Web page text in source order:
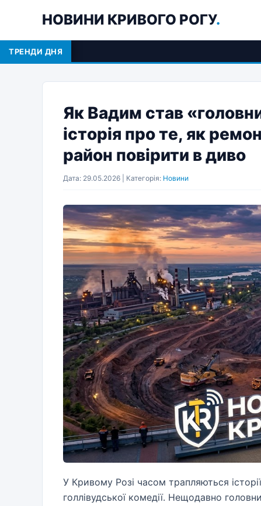
НОВИНИ КРИВОГО РОГУ.
ТРЕНДИ ДНЯ
Як Вадим став
історія про те, як
район повірити в диво
Дата: 29.05.2026 | Категорія: Новини
У Кривому Розі часом трапляються
голлівудської комедії. Нещодавно